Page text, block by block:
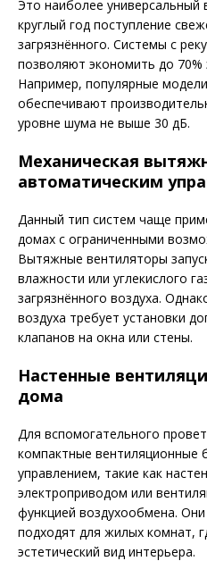
Это наиболее
круглый год поступление
загрязнённого. Системы с
позволяют экономить до 70%
Например, популярные
обеспечивают
уровне шума не выше 30 дБ.
Механическая
автоматическим
Данный тип систем чаще
домах с ограниченными
Вытяжные вентиляторы
влажности или углекислого
загрязнённого воздуха.
воздуха требует установки
клапанов на окна или стены.
Настенные
дома
Для вспомогательного
компактные вентиляционные
управлением, такие как
электроприводом или
функцией воздухообмена.
подходят для жилых комнат,
эстетический вид интерьера.